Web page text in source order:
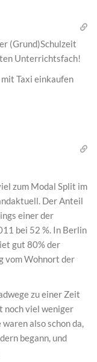
(Grund)Schulzeit
Unterrichtsfach!
mit Taxi einkaufen
zum Modal Split im
Der Anteil
einer der
bei 52 %. In Berlin
gut 80% der
vom Wohnort der
zu einer Zeit
noch viel weniger
also schon da,
begann, und